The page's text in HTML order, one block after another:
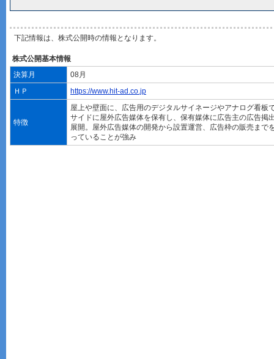
下記情報は、株式公開時の情報となります。
株式公開基本情報
決算月
08月
ＨＰ
https://www.hit-ad.co.jp
特徴
屋上や壁面に、広告用のデジタルサイネージやアナログ看板
サイドに屋外広告媒体を保有し、保有媒体に広告主の広告掲
展開。屋外広告媒体の開発から設置運営、広告枠の販売まで
っていることが強み